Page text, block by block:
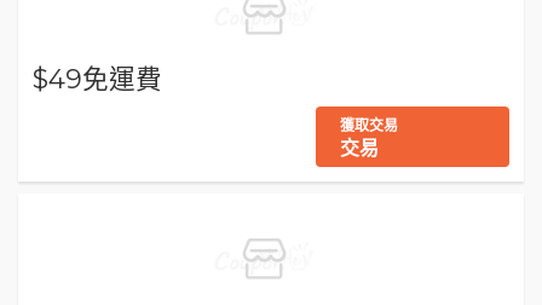
$49免運費
獲取交易
交易